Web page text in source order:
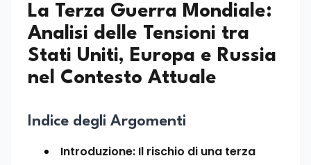
La Terza Guerra Mondiale:
Analisi delle Tensioni tra
Stati Uniti, Europa e Russia
nel Contesto Attuale
Indice degli Argomenti
Introduzione: Il rischio di una terza